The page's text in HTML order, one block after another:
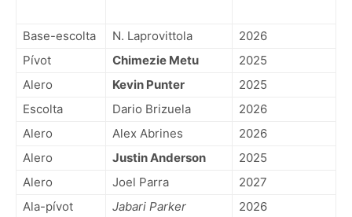
Base-escolta N. Laprovittola
2026
Pívot
Chimezie Metu
2025
Alero
Kevin Punter
2025
Escolta
Dario Brizuela
2026
Alero
Alex Abrines
2026
Alero
Justin Anderson
2025
Alero
Joel Parra
2027
Ala-pívot
Jabari Parker
2026